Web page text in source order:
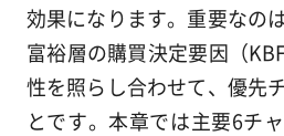
効果になります。重要なの
富裕層の購買決定要因（
性を照らし合わせて、優先
とです。本章では主要6チ